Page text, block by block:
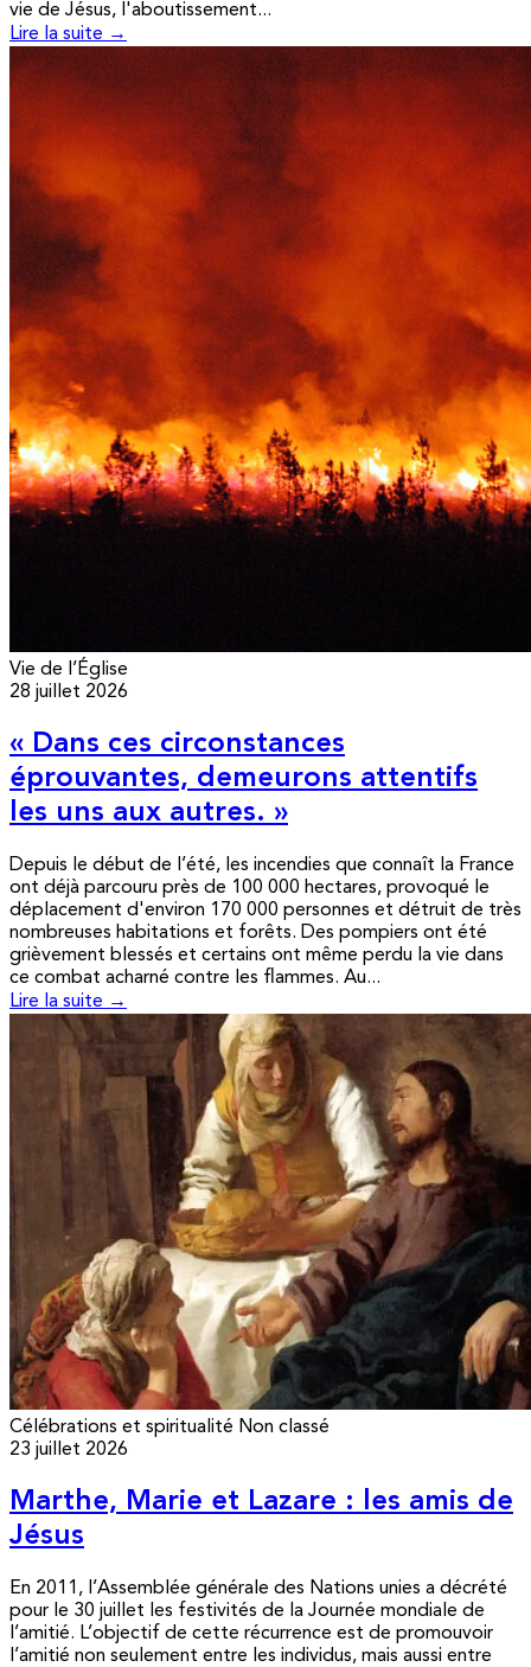
vie de Jésus, l'aboutissement...
Lire la suite →
Vie de l’Église
28 juillet 2026
« Dans ces circonstances
éprouvantes, demeurons attentifs
les uns aux autres. »
Depuis le début de l’été, les incendies que connaît la France
ont déjà parcouru près de 100 000 hectares, provoqué le
déplacement d'environ 170 000 personnes et détruit de très
nombreuses habitations et forêts. Des pompiers ont été
grièvement blessés et certains ont même perdu la vie dans
ce combat acharné contre les flammes. Au...
Lire la suite →
Célébrations et spiritualité Non classé
23 juillet 2026
Marthe, Marie et Lazare : les amis de
Jésus
En 2011, l’Assemblée générale des Nations unies a décrété
pour le 30 juillet les festivités de la Journée mondiale de
l’amitié. L’objectif de cette récurrence est de promouvoir
l’amitié non seulement entre les individus, mais aussi entre